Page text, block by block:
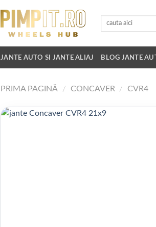
JANTE AUTO SI JANTE ALIAJ BLOG JANTE
PRIMA PAGINĂ / CONCAVER / CVR4